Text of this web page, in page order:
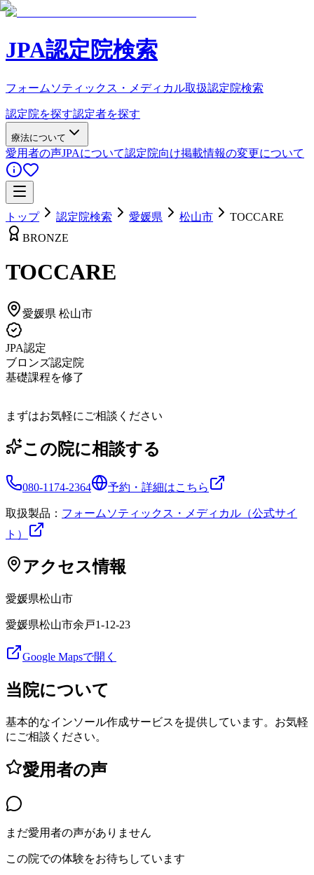
JPA認定院検索
フォームソティックス・メディカル取扱認定院検索
認定院を探す認定者を探す
療法について
愛用者の声JPAについて認定院向け掲載情報の変更について
トップ 認定院検索 愛媛県 松山市
TOCCARE
BRONZE
TOCCARE
愛媛県 松山市
JPA認定
ブロンズ認定院
基礎課程を修了
まずはお気軽にご相談ください
この院に相談する
080-1174-2364 予約・詳細はこちら
取扱製品： フォームソティックス・メディカル（公式サイ
ト）
アクセス情報
愛媛県松山市
愛媛県松山市余戸1-12-23
Google Mapsで開く
当院について
基本的なインソール作成サービスを提供しています。お気軽
にご相談ください。
愛用者の声
まだ愛用者の声がありません
この院での体験をお待ちしています